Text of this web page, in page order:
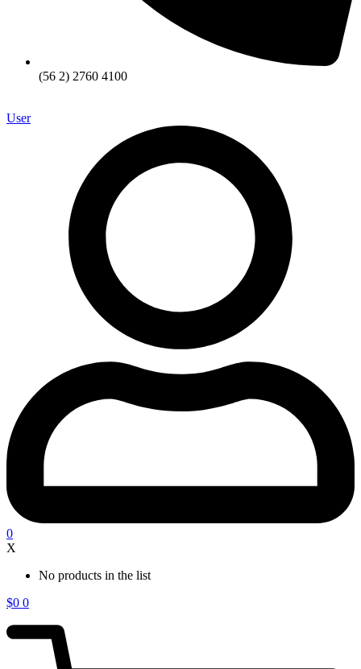
(56 2) 2760 4100
User
0
X
No products in the list
$0 0